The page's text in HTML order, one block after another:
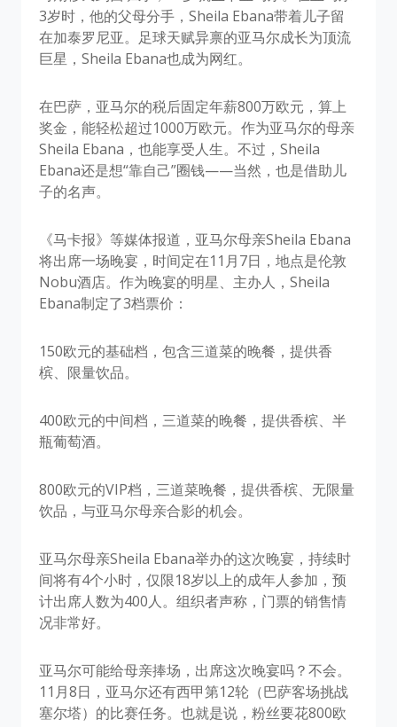
3岁时，他的父母分手，Sheila Ebana带着儿子留
在加泰罗尼亚。足球天赋异禀的亚马尔成长为顶流
巨星，Sheila Ebana也成为网红。
在巴萨，亚马尔的税后固定年薪800万欧元，算上
奖金，能轻松超过1000万欧元。作为亚马尔的母亲
Sheila Ebana，也能享受人生。不过，Sheila
Ebana还是想“靠自己”圈钱——当然，也是借助儿
子的名声。
《马卡报》等媒体报道，亚马尔母亲Sheila Ebana
将出席一场晚宴，时间定在11月7日，地点是伦敦
Nobu酒店。作为晚宴的明星、主办人，Sheila
Ebana制定了3档票价：
150欧元的基础档，包含三道菜的晚餐，提供香
槟、限量饮品。
400欧元的中间档，三道菜的晚餐，提供香槟、半
瓶葡萄酒。
800欧元的VIP档，三道菜晚餐，提供香槟、无限量
饮品，与亚马尔母亲合影的机会。
亚马尔母亲Sheila Ebana举办的这次晚宴，持续时
间将有4个小时，仅限18岁以上的成年人参加，预
计出席人数为400人。组织者声称，门票的销售情
况非常好。
亚马尔可能给母亲捧场，出席这次晚宴吗？不会。
11月8日，亚马尔还有西甲第12轮（巴萨客场挑战
塞尔塔）的比赛任务。也就是说，粉丝要花800欧